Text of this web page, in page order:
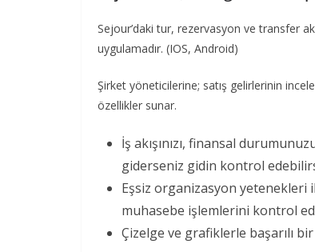
Sejour’daki tur, rezervasyon ve transfer
uygulamadır. (IOS, Android)
Şirket yöneticilerine; satış gelirlerinin
özellikler sunar.
İş akışınızı, finansal
giderseniz gidin kontrol
Eşsiz organizasyon
muhasebe işlemlerini kontrol
Çizelge ve grafiklerle başarılı